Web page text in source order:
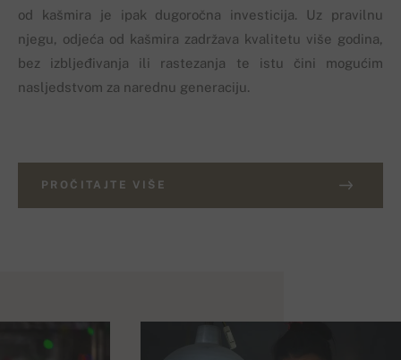
od kašmira je ipak dugoročna investicija. Uz pravilnu
njegu, odjeća od kašmira zadržava kvalitetu više godina,
bez izbljeđivanja ili rastezanja te istu čini mogućim
nasljedstvom za narednu generaciju.
PROČITAJTE VIŠE